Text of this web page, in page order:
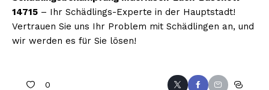
14715 – Ihr Schädlings-Experte in der Hauptstadt!
Vertrauen Sie uns Ihr Problem mit Schädlingen an, und
wir werden es für Sie lösen!
0